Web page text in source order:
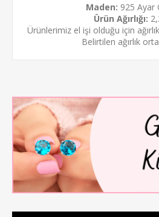
Maden: 925 Ayar
Ürün Ağırlığı:
Ürünlerimiz el işi olduğu için
Belirtilen ağırlık